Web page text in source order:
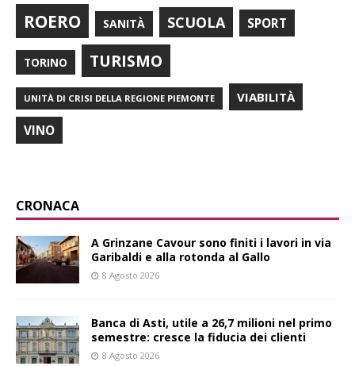
ROERO SANITÀ SCUOLA SPORT
TORINO TURISMO
UNITÀ DI CRISI DELLA REGIONE PIEMONTE VIABILITÀ
VINO
CRONACA
A Grinzane Cavour sono finiti i lavori in via
Garibaldi e alla rotonda al Gallo
8 Agosto 2026
Banca di Asti, utile a 26,7 milioni nel primo
semestre: cresce la fiducia dei clienti
8 Agosto 2026